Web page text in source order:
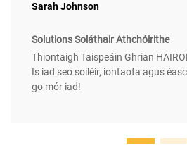
Sarah Johnson
Solutions Soláthair Athchóirithe
Thiontaigh Taispeáin Ghrian
Is iad seo soiléir, iontaofa agus
go mór iad!